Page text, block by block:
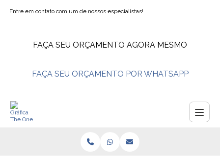
Entre em contato com um de nossos especialistas!
FAÇA SEU ORÇAMENTO AGORA MESMO
FAÇA SEU ORÇAMENTO POR WHATSAPP